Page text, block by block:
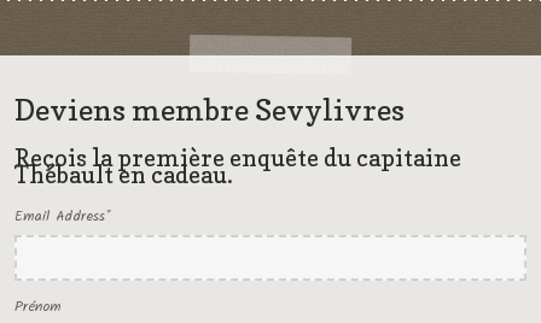
Deviens membre Sevylivres
Reçois la première enquête du capitaine
Thébault en cadeau.
Email Address*
Prénom